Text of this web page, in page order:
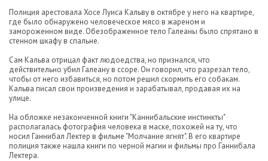
Полиция арестовала Хосе Луиса Кальву в октябре у него на квартире,
где было обнаружено человеческое мясо в жареном и
замороженном виде. Обезображенное тело Галеаны было спрятано в
стенном шкафу в спальне.
Сам Кальва отрицал факт людоедства, но признался, что
действительно убил Галеану в ссоре. Он говорил, что разрезал тело,
чтобы от него избавиться, но потом решил скормить его собакам.
Кальва писал свои произведения и зарабатывал, продавая их на
улице.
На обложке незаконченной книги "Каннибальские инстинкты"
располагалась фотография человека в маске, похожей на ту, что
носил Ганнибал Лектер в фильме "Молчание ягнят". В его квартире
полиция также нашла книги по черной магии и фильмы про Ганнибала
Лектера.